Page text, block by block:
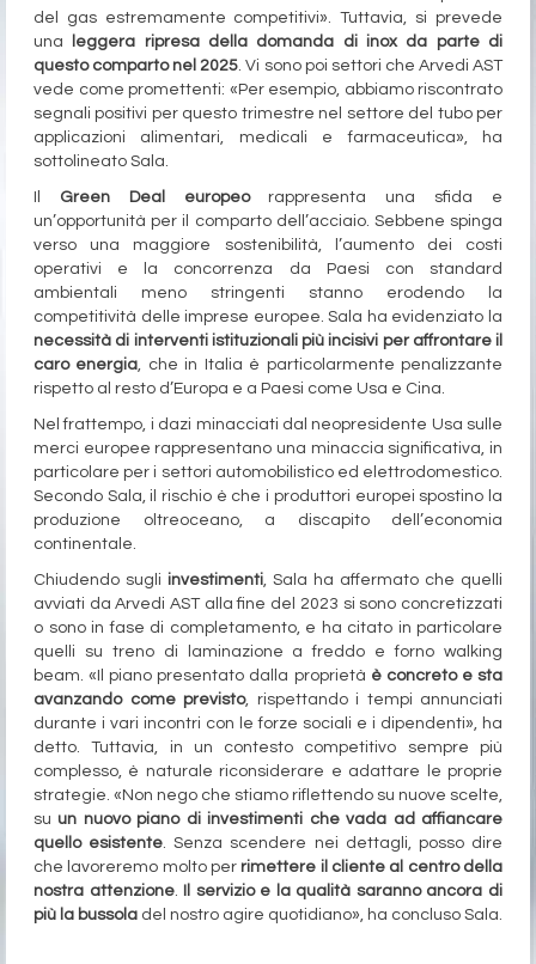
del gas estremamente competitivi». Tuttavia, si prevede
una
leggera ripresa della domanda di inox da parte di
questo comparto nel 2025 . Vi sono poi settori che Arvedi AST
vede come promettenti: «Per esempio, abbiamo riscontrato
segnali positivi per questo trimestre nel settore del tubo per
applicazioni alimentari, medicali e farmaceutica», ha
sottolineato Sala.
Il Green Deal europeorappresenta una sfida e
un’opportunità per il comparto dell’acciaio. Sebbene spinga
verso una maggiore sostenibilità, l’aumento dei costi
operativi e la concorrenza da Paesi con standard
ambientali meno stringenti stanno erodendo la
competitività delle imprese europee. Sala ha evidenziato la
necessità di interventi istituzionali più incisivi per affrontare il
caro energia , che in Italia è particolarmente penalizzante
rispetto al resto d’Europa e a Paesi come Usa e Cina.
Nel frattempo, i dazi minacciati dal neopresidente Usa sulle
merci europee rappresentano una minaccia significativa, in
particolare per i settori automobilistico ed elettrodomestico.
Secondo Sala, il rischio è che i produttori europei spostino la
produzione oltreoceano, a discapito dell’economia
continentale.
Chiudendo sugli investimenti , Sala ha affermato che quelli
avviati da Arvedi AST alla fine del 2023 si sono concretizzati
o sono in fase di completamento, e ha citato in particolare
quelli su treno di laminazione a freddo e forno walking
beam. «Il piano presentato dalla proprietà è concreto e sta
avanzando come previsto, rispettando i tempi annunciati
durante i vari incontri con le forze sociali e i dipendenti», ha
detto. Tuttavia, in un contesto competitivo sempre più
complesso, è naturale riconsiderare e adattare le proprie
strategie. «Non nego che stiamo riflettendo su nuove scelte,
su un nuovo piano di investimenti che vada ad affiancare
quello esistente . Senza scendere nei dettagli, posso dire
che lavoreremo molto per rimettere il cliente al centro della
nostra attenzione. Il servizio e la qualità saranno ancora di
più la bussola del nostro agire quotidiano», ha concluso Sala.